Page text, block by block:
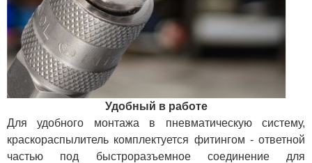
Удобный в работе
Для удобного монтажа в пневматическую систему,
краскораспылитель комплектуется фитингом - ответной
частью под быстроразъемное соединение для